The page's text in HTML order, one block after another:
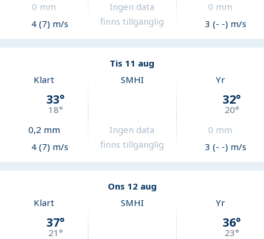
0 mm
4 (7) m/s
Ingen data
finns tillgänglig
0 mm
3 (- -) m/s
Tis 11 aug
Klart
33°
18°
0,2 mm
4 (7) m/s
SMHI
Ingen data
finns tillgänglig
Yr
32°
20°
0 mm
3 (- -) m/s
Ons 12 aug
Klart
37°
21°
SMHI Yr
36°
23°